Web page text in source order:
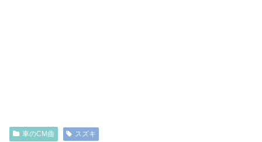
車のCM曲 スズキ